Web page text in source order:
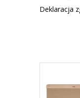
Deklaracja